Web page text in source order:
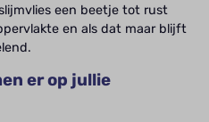
een beetje tot rust
en als dat maar blijft
er op jullie